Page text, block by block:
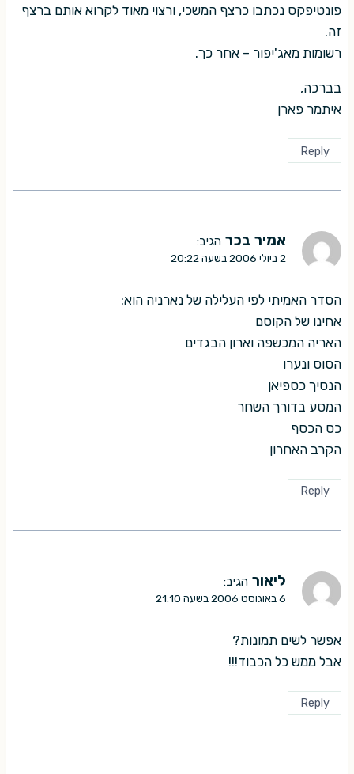
פונטיפקס נכתבו כרצף המשכי, ורצוי מאוד לקרוא אותם ברצף
זה.
רשומות מאג'יפור – אחר כך.
בברכה,
איתמר פארן
Reply
אמיר בכר הגיב:
2 ביולי 2006 בשעה 20:22
הסדר האמיתי לפי העלילה של נארניה הוא:
אחינו של הקוסם
האריה המכשפה וארון הבגדים
הסוס ונערו
הנסיך כספיאן
המסע בדורך השחר
כס הכסף
הקרב האחרון
Reply
ליאור הגיב:
6 באוגוסט 2006 בשעה 21:10
אפשר לשים תמונות?
אבל ממש כל הכבוד!!!
Reply